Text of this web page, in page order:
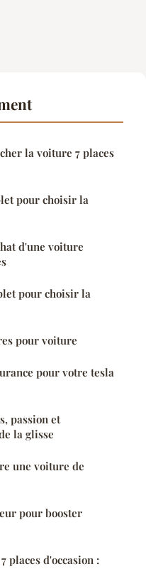
la voiture 7 places
pour choisir la
d'une voiture
pour choisir la
pour voiture
pour votre tesla
passion et
la glisse
une voiture de
pour booster
places d'occasion :